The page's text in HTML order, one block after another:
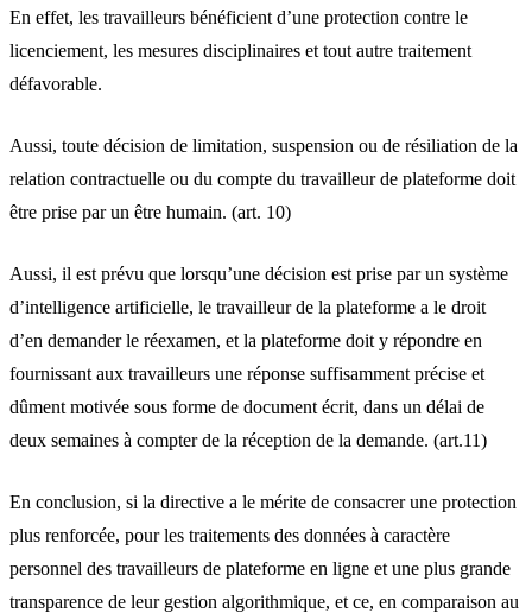
En effet, les travailleurs bénéficient d’une protection contre le
licenciement, les mesures disciplinaires et tout autre traitement
défavorable.
Aussi, toute décision de limitation, suspension ou de résiliation de la
relation contractuelle ou du compte du travailleur de plateforme doit
être prise par un être humain. (art. 10)
Aussi, il est prévu que lorsqu’une décision est prise par un système
d’intelligence artificielle, le travailleur de la plateforme a le droit
d’en demander le réexamen, et la plateforme doit y répondre en
fournissant aux travailleurs une réponse suffisamment précise et
dûment motivée sous forme de document écrit, dans un délai de
deux semaines à compter de la réception de la demande. (art.11)
En conclusion, si la directive a le mérite de consacrer une protection
plus renforcée, pour les traitements des données à caractère
personnel des travailleurs de plateforme en ligne et une plus grande
transparence de leur gestion algorithmique, et ce, en comparaison au